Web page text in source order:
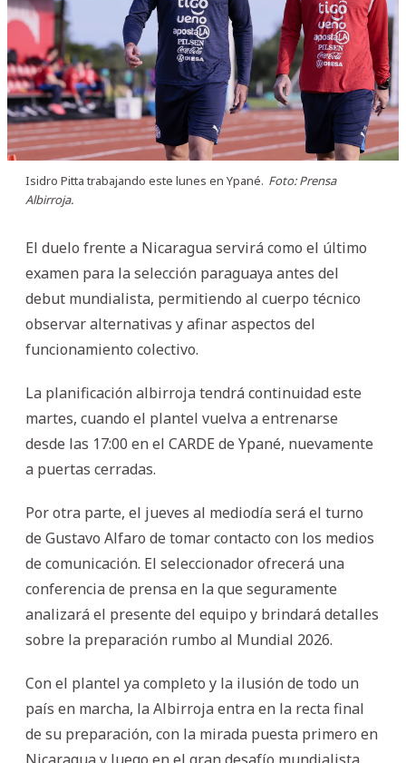
Isidro Pitta trabajando este lunes en Ypané. Foto: Prensa
Albirroja.
El duelo frente a Nicaragua servirá como el último
examen para la selección paraguaya antes del
debut mundialista, permitiendo al cuerpo técnico
observar alternativas y afinar aspectos del
funcionamiento colectivo.
La planificación albirroja tendrá continuidad este
martes, cuando el plantel vuelva a entrenarse
desde las 17:00 en el CARDE de Ypané, nuevamente
a puertas cerradas.
Por otra parte, el jueves al mediodía será el turno
de Gustavo Alfaro de tomar contacto con los medios
de comunicación. El seleccionador ofrecerá una
conferencia de prensa en la que seguramente
analizará el presente del equipo y brindará detalles
sobre la preparación rumbo al Mundial 2026.
Con el plantel ya completo y la ilusión de todo un
país en marcha, la Albirroja entra en la recta final
de su preparación, con la mirada puesta primero en